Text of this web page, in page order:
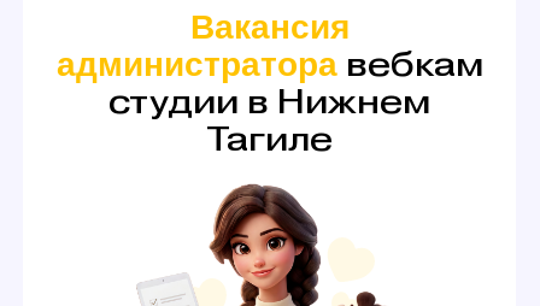
студии в Нижнем
Тагиле